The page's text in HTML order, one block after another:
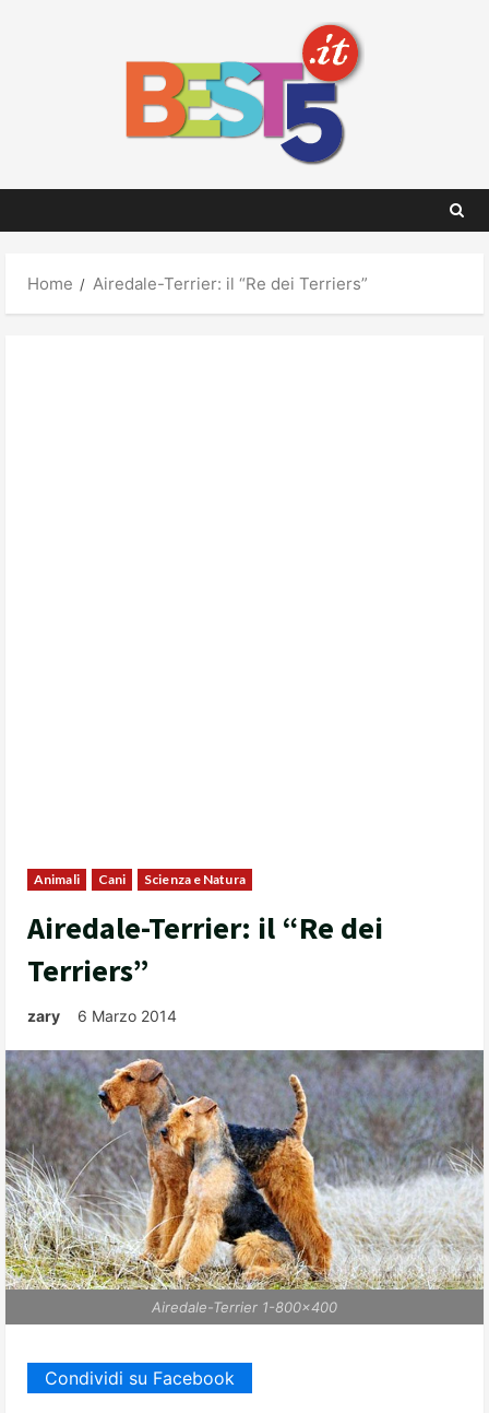
Home Airedale-Terrier: il “Re dei Terriers”
Animali Cani Scienza e Natura
Airedale-Terrier: il “Re dei
Terriers”
zary 6 Marzo 2014
Airedale-Terrier 1-800x400
Condividi su Facebook